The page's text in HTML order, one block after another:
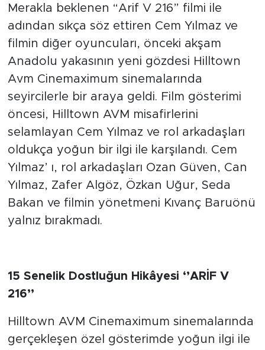
Merakla beklenen “Arif V 216” filmi ile
adından sıkça söz ettiren Cem Yılmaz ve
filmin diğer oyuncuları, önceki akşam
Anadolu yakasının yeni gözdesi Hilltown
Avm Cinemaximum sinemalarında
seyircilerle bir araya geldi. Film gösterimi
öncesi, Hilltown AVM misafirlerini
selamlayan Cem Yılmaz ve rol arkadaşları
oldukça yoğun bir ilgi ile karşılandı. Cem
Yılmaz’ ı, rol arkadaşları Ozan Güven, Can
Yılmaz, Zafer Algöz, Özkan Uğur, Seda
Bakan ve filmin yönetmeni Kıvanç Baruönü
yalnız bırakmadı.
15 Senelik Dostluğun Hikâyesi ‘’ARİF V
216’’
Hilltown AVM Cinemaximum sinemalarında
gerçekleşen özel gösterimde yoğun ilgi ile